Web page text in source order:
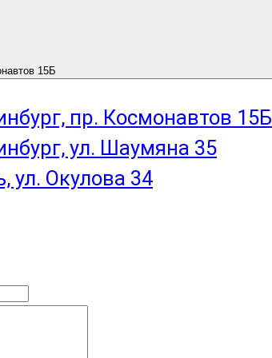
15Б
пр. Космонавтов 15Б
ул. Шаумяна 35
ул. Окулова 34